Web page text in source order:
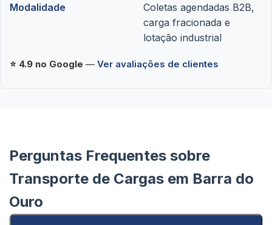
Modalidade
Coletas agendadas B2B,
carga fracionada e
lotação industrial
⭐ 4.9 no Google — Ver avaliações de clientes
Perguntas Frequentes sobre
Transporte de Cargas em Barra do
Ouro